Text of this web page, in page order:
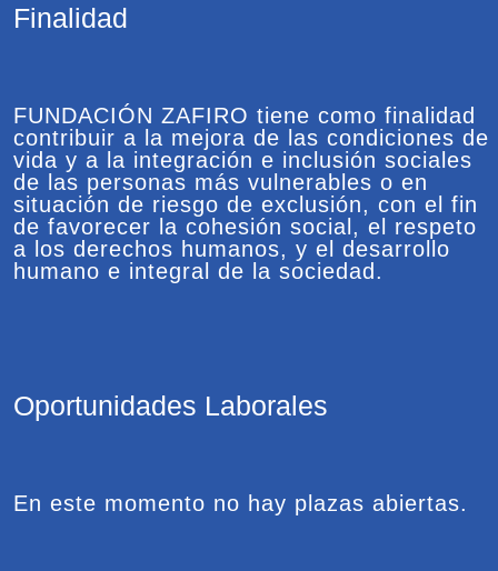
Finalidad
FUNDACIÓN ZAFIRO tiene como finalidad
contribuir a la mejora de las condiciones de
vida y a la integración e inclusión sociales
de las personas más vulnerables o en
situación de riesgo de exclusión, con el fin
de favorecer la cohesión social, el respeto
a los derechos humanos, y el desarrollo
humano e integral de la sociedad.
Oportunidades Laborales
En este momento no hay plazas abiertas.